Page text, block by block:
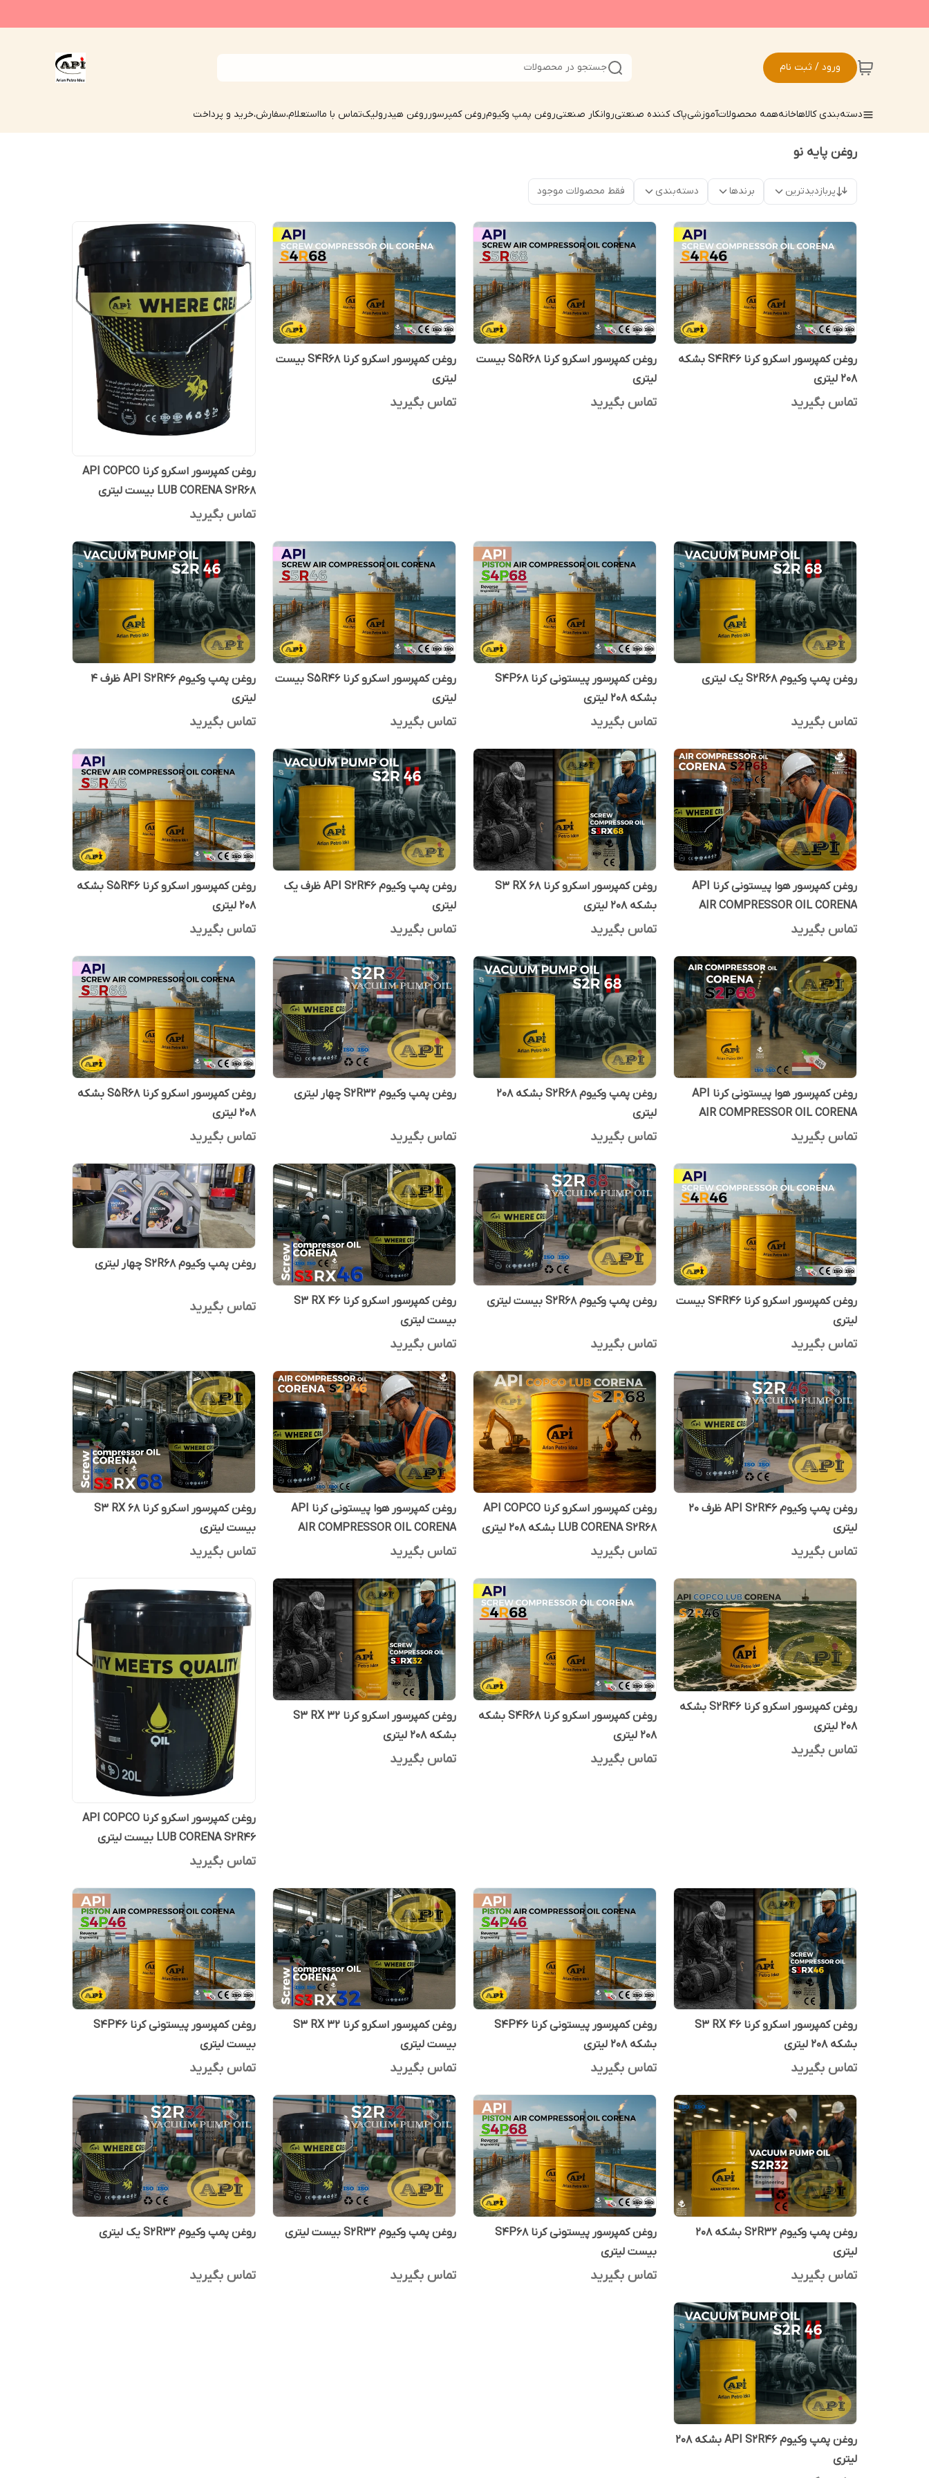
ورود / ثبت نام جستجو در محصولات
دسته‌بندی کالاهاخانههمه محصولاتآموزشیپاک کننده صنعتیروانکار صنعتیروغن پمپ وکیومروغن کمپرسورروغن هیدرولیکتماس با مااستعلام،سفارش،خرید و پرداخت
روغن پایه نو
پربازدیدترین برندها دسته‌بندی فقط محصولات موجود
روغن کمپرسور اسکرو کرنا S4R46 بشکه
208 لیتری
تماس بگیرید
روغن کمپرسور اسکرو کرنا S5R68 بیست
لیتری
تماس بگیرید
روغن کمپرسور اسکرو کرنا S4R68 بیست
لیتری
تماس بگیرید
روغن کمپرسور اسکرو کرنا API COPCO
LUB CORENA S2R68 بیست لیتری
تماس بگیرید
روغن پمپ وکیوم S2R68 یک لیتری
تماس بگیرید
روغن کمپرسور پیستونی کرنا S4P68
بشکه 208 لیتری
تماس بگیرید
روغن کمپرسور اسکرو کرنا S5R46 بیست
لیتری
تماس بگیرید
روغن پمپ وکیوم API S2R46 ظرف 4
لیتری
تماس بگیرید
روغن کمپرسور هوا پیستونی کرنا API
AIR COMPRESSOR OIL CORENA
S2P68 بیست لیتری
تماس بگیرید
روغن کمپرسور اسکرو کرنا S3 RX 68
بشکه 208 لیتری
تماس بگیرید
روغن پمپ وکیوم API S2R46 ظرف یک
لیتری
تماس بگیرید
روغن کمپرسور اسکرو کرنا S5R46 بشکه
208 لیتری
تماس بگیرید
روغن کمپرسور هوا پیستونی کرنا API
AIR COMPRESSOR OIL CORENA
S2P68 بشکه 208 لیتری
تماس بگیرید
روغن پمپ وکیوم S2R68 بشکه 208
لیتری
تماس بگیرید
روغن پمپ وکیوم S2R32 چهار لیتری
تماس بگیرید
روغن کمپرسور اسکرو کرنا S5R68 بشکه
208 لیتری
تماس بگیرید
روغن کمپرسور اسکرو کرنا S4R46 بیست
لیتری
تماس بگیرید
روغن پمپ وکیوم S2R68 بیست لیتری
تماس بگیرید
روغن کمپرسور اسکرو کرنا S3 RX 46
بیست لیتری
تماس بگیرید
روغن پمپ وکیوم S2R68 چهار لیتری
تماس بگیرید
روغن پمپ وکیوم API S2R46 ظرف 20
لیتری
تماس بگیرید
روغن کمپرسور اسکرو کرنا API COPCO
LUB CORENA S2R68 بشکه 208 لیتری
تماس بگیرید
روغن کمپرسور هوا پیستونی کرنا API
AIR COMPRESSOR OIL CORENA
S2P46 بیست لیتری
تماس بگیرید
روغن کمپرسور اسکرو کرنا S3 RX 68
بیست لیتری
تماس بگیرید
روغن کمپرسور اسکرو کرنا S2R46 بشکه
208 لیتری
تماس بگیرید
روغن کمپرسور اسکرو کرنا S4R68 بشکه
208 لیتری
تماس بگیرید
روغن کمپرسور اسکرو کرنا S3 RX 32
بشکه 208 لیتری
تماس بگیرید
روغن کمپرسور اسکرو کرنا API COPCO
LUB CORENA S2R46 بیست لیتری
تماس بگیرید
روغن کمپرسور اسکرو کرنا S3 RX 46
بشکه 208 لیتری
تماس بگیرید
روغن کمپرسور پیستونی کرنا S4P46
بشکه 208 لیتری
تماس بگیرید
روغن کمپرسور اسکرو کرنا S3 RX 32
بیست لیتری
تماس بگیرید
روغن کمپرسور پیستونی کرنا S4P46
بیست لیتری
تماس بگیرید
روغن پمپ وکیوم S2R32 بشکه 208
لیتری
تماس بگیرید
روغن کمپرسور پیستونی کرنا S4P68
بیست لیتری
تماس بگیرید
روغن پمپ وکیوم S2R32 بیست لیتری
تماس بگیرید
روغن پمپ وکیوم S2R32 یک لیتری
تماس بگیرید
روغن پمپ وکیوم API S2R46 بشکه 208
لیتری